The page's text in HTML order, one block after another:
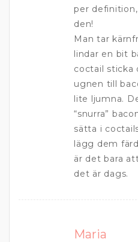
per
den!
Man tar
lindar en bit
coctail sticka
ugnen till
lite ljumna.
“snurra”
sätta i
lägg dem
är det bara
det är dags.
Maria